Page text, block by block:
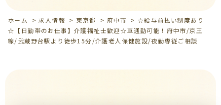
ホーム >求人情報 > 東京都 > 府中市 >☆給与前払い制度あり
☆【日勤帯のお仕事】介護福祉士歓迎☆車通勤可能！府中市/京王
線/武蔵野台駅より徒歩15分/介護老人保健施設/夜勤専従ご相談